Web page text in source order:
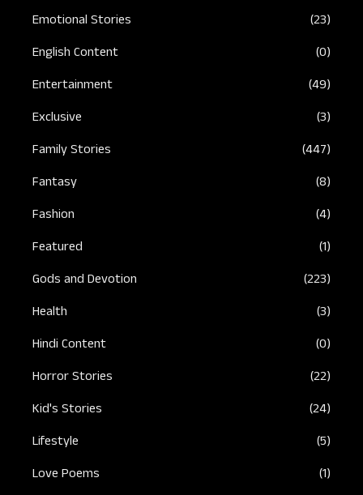
Emotional Stories
(23)
English Content
(0)
Entertainment
(49)
Exclusive
(3)
Family Stories
(447)
Fantasy
(8)
Fashion
(4)
Featured
(1)
Gods and Devotion
(223)
Health
(3)
Hindi Content
(0)
Horror Stories
(22)
Kid's Stories
(24)
Lifestyle
(5)
Love Poems
(1)